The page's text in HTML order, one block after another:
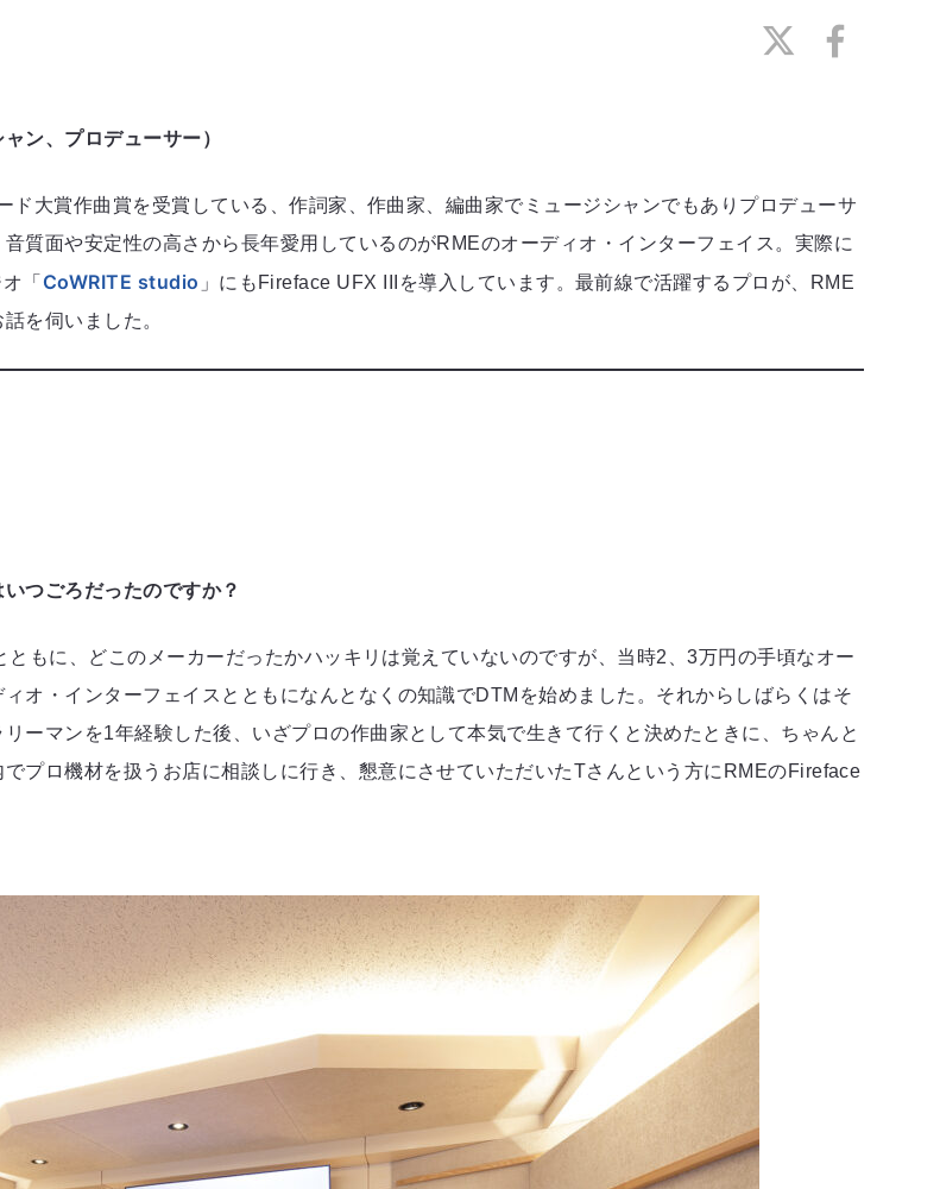
ン、プロデューサー）
大賞作曲賞を受賞している、作詞家、作曲家、編曲家でミュージシャンでもありプロデューサ
質面や安定性の高さから長年愛用しているのがRMEのオーディオ・インターフェイス。実際に
「 CoWRITE studio 」にもFireface UFX IIIを導入しています。最前線で活躍するプロが、RME
を伺いました。
つごろだったのですか？
もに、どこのメーカーだったかハッキリは覚えていないのですが、当時2、3万円の手頃なオー
オ・インターフェイスとともになんとなくの知識でDTMを始めました。それからしばらくはそ
ーマンを1年経験した後、いざプロの作曲家として本気で生きて行くと決めたときに、ちゃんと
プロ機材を扱うお店に相談しに行き、懇意にさせていただいたTさんという方にRMEのFireface